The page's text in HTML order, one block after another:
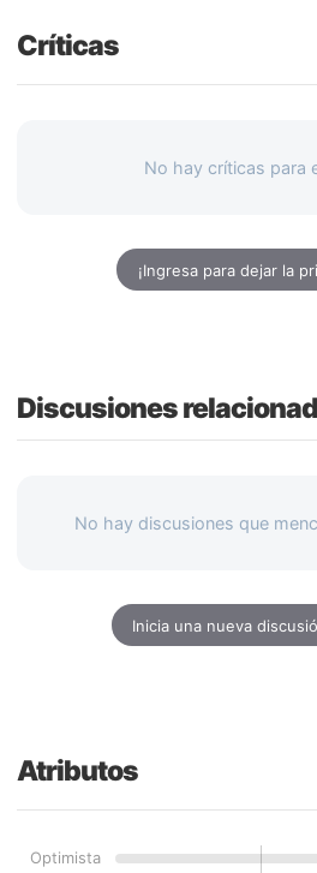
Críticas
No hay críticas para
¡Ingresa para dejar la
Discusiones
No hay discusiones que
Inicia una nueva
Atributos
Optimista